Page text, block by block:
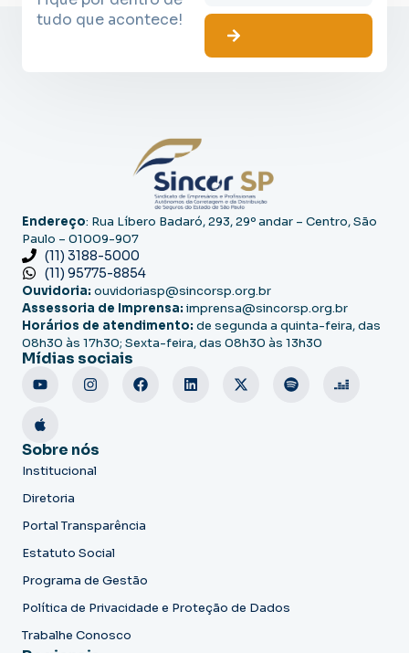
tudo que acontece!
Endereço: Rua Líbero Badaró, 293, 29º andar – Centro, São
Paulo – 01009-907
(11) 3188-5000
(11) 95775-8854
Ouvidoria: ouvidoriasp@sincorsp.org.br
Assessoria de Imprensa: imprensa@sincorsp.org.br
Horários de atendimento: de segunda a quinta-feira, das
08h30 às 17h30; Sexta-feira, das 08h30 às 13h30
Mídias sociais
Sobre nós
Institucional
Diretoria
Portal Transparência
Estatuto Social
Programa de Gestão
Política de Privacidade e Proteção de Dados
Trabalhe Conosco